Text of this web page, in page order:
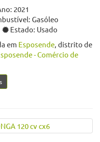
2021
Gasóleo
Estado: Usado
em Esposende, distrito de
- Comércio de